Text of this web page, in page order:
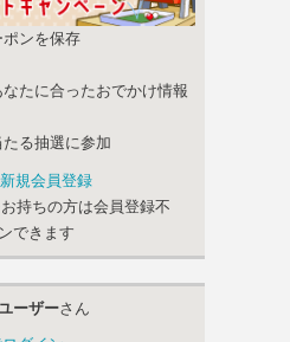
ンを保存
たに合ったおでかけ情報
る抽選に参加
規会員登録
持ちの方は会員登録不
できます
ーザーさん